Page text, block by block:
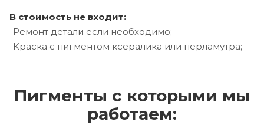
В стоимость не входит:
-Ремонт детали если необходимо;
-Краска с пигментом ксералика или перламутра;
Пигменты с которыми мы
работаем: